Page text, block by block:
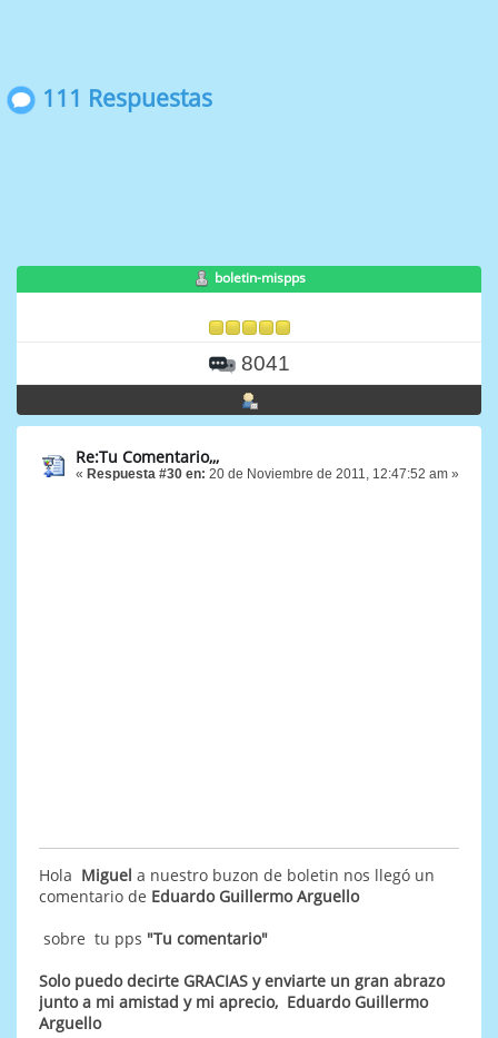
111 Respuestas
boletin-mispps
8041
Re:Tu Comentario,,,
« Respuesta #30 en: 20 de Noviembre de 2011, 12:47:52 am »
Hola Miguel a nuestro buzon de boletin nos llegó un
comentario de Eduardo Guillermo Arguello
sobre tu pps "Tu comentario"
Solo puedo decirte GRACIAS y enviarte un gran abrazo
junto a mi amistad y mi aprecio, Eduardo Guillermo
Arguello